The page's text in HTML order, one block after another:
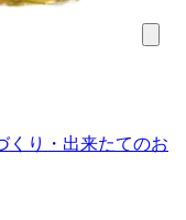
くり・出来たてのお